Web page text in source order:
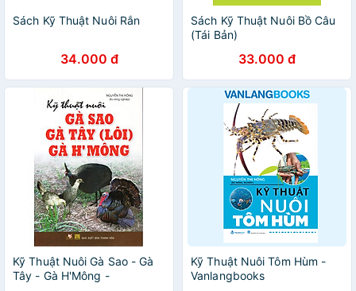
Sách Kỹ Thuật Nuôi Rắn
34.000 đ
Sách Kỹ Thuật Nuôi Bồ Câu
(Tái Bản)
33.000 đ
Kỹ Thuật Nuôi Gà Sao - Gà
Tây - Gà H'Mông -
Kỹ Thuật Nuôi Tôm Hùm -
Vanlangbooks